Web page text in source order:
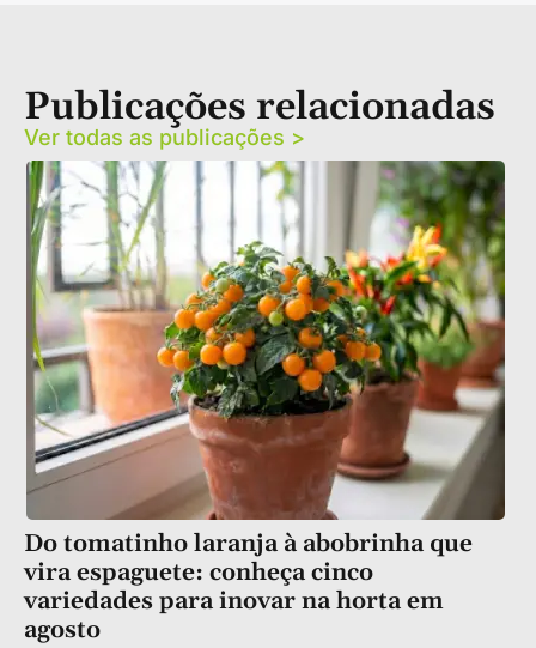
Publicações relacionadas
Ver todas as publicações >
Do tomatinho laranja à abobrinha que
vira espaguete: conheça cinco
variedades para inovar na horta em
agosto